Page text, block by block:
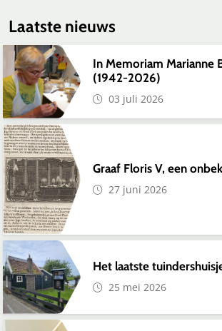
Laatste nieuws
In Memoriam Marianne
(1942-2026)
03 juli 2026
Graaf Floris V, een
27 juni 2026
Het laatste
25 mei 2026